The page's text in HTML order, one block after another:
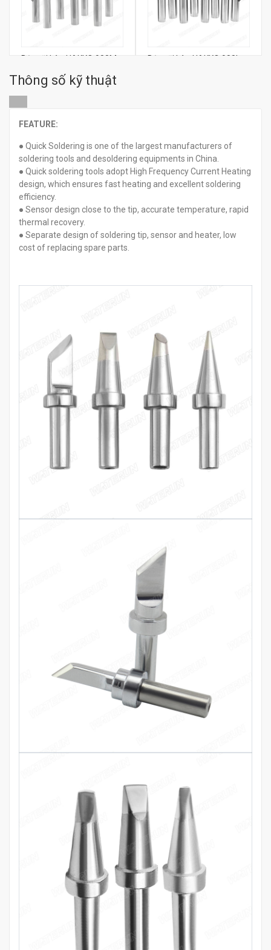
Bộ mũi hàn HAKKO 900M
0đ
Bộ mũi hàn HAKKO 900L
Thông số kỹ thuật
FEATURE:
● Quick Soldering is one of the largest manufacturers of
soldering tools and desoldering equipments in China.
● Quick soldering tools adopt High Frequency Current Heating
design, which ensures fast heating and excellent soldering
efficiency.
● Sensor design close to the tip, accurate temperature, rapid
thermal recovery.
● Separate design of soldering tip, sensor and heater, low
cost of replacing spare parts.